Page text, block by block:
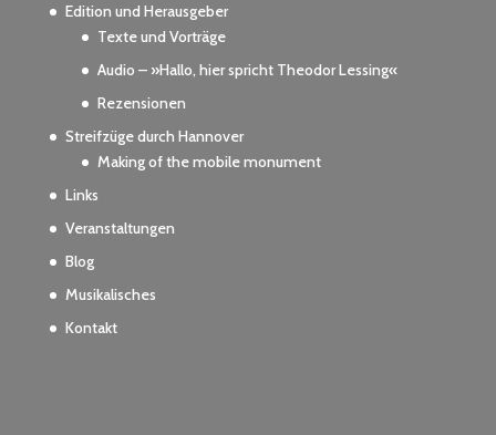
Edition und Herausgeber
Texte und Vorträge
Audio – »Hallo, hier spricht Theodor Lessing«
Rezensionen
Streifzüge durch Hannover
Making of the mobile monument
Links
Veranstaltungen
Blog
Musikalisches
Kontakt